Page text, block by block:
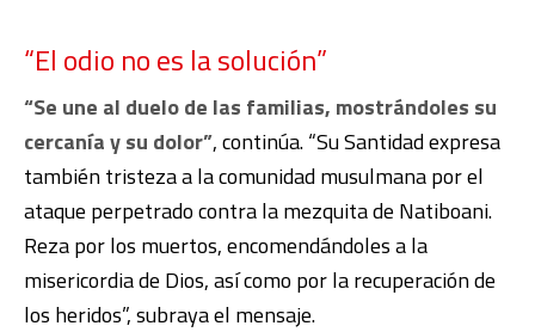
“El odio no es la solución”
“Se une al duelo de las familias, mostrándoles su
cercanía y su dolor”, continúa. “Su Santidad expresa
también tristeza a la comunidad musulmana por el
ataque perpetrado contra la mezquita de Natiboani.
Reza por los muertos, encomendándoles a la
misericordia de Dios, así como por la recuperación de
los heridos”, subraya el mensaje.